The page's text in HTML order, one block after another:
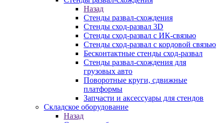
Назад
Стенды развал-схождения
Стенды сход-развал 3D
Стенды сход-развал с ИК-связью
Стенды сход-развал с кордовой связью
Бесконтактные стенды сход-развал
Стенды развал-схождения для
грузовых авто
Поворотные круги, сдвижные
платформы
Запчасти и аксессуары для стендов
Складское оборудование
Назад